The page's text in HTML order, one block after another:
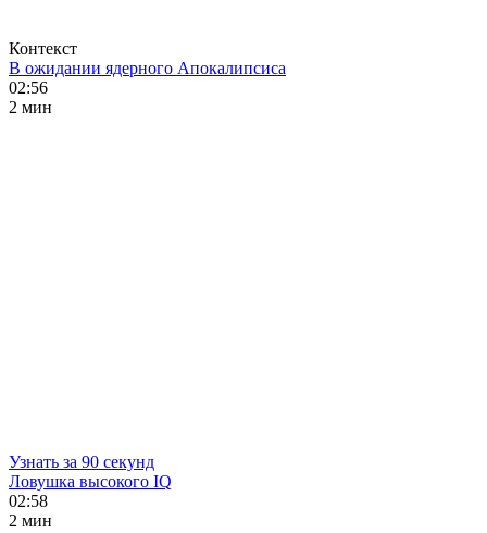
Контекст
В ожидании ядерного Апокалипсиса
02:56
2 мин
Узнать за 90 секунд
Ловушка высокого IQ
02:58
2 мин